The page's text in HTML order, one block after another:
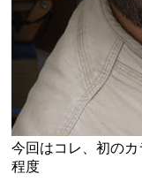
今回はコレ、初の
程度